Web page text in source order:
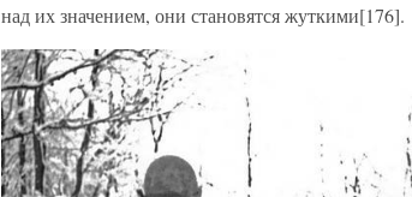
над их значением, они становятся жуткими[176].